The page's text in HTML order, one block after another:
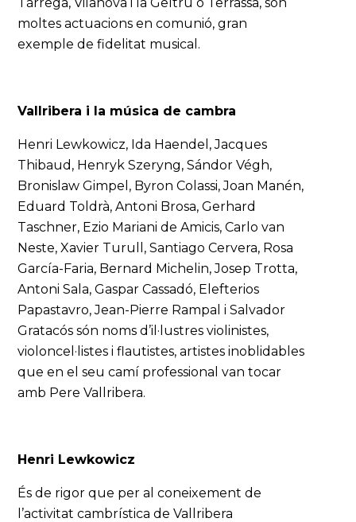
moltes actuacions en comunió, gran
exemple de fidelitat musical.
Vallribera i la música de cambra
Henri Lewkowicz, Ida Haendel, Jacques
Thibaud, Henryk Szeryng, Sándor Végh,
Bronislaw Gimpel, Byron Colassi, Joan Manén,
Eduard Toldrà, Antoni Brosa, Gerhard
Taschner, Ezio Mariani de Amicis, Carlo van
Neste, Xavier Turull, Santiago Cervera, Rosa
García-Faria, Bernard Michelin, Josep Trotta,
Antoni Sala, Gaspar Cassadó, Elefterios
Papastavro, Jean-Pierre Rampal i Salvador
Gratacós són noms d’il·lustres violinistes,
violoncel·listes i flautistes, artistes inoblidables
que en el seu camí professional van tocar
amb Pere Vallribera.
Henri Lewkowicz
És de rigor que per al coneixement de
l’activitat cambrística de Vallribera